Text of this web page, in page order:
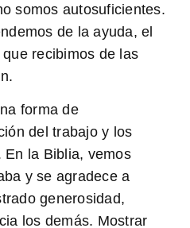
somos autosuficientes.
de la ayuda, el
recibimos de las
forma de
del trabajo y los
En la Biblia, vemos
y se agradece a
generosidad,
los demás. Mostrar